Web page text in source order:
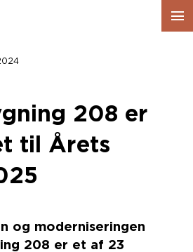
208 er
til Årets
og moderniseringen
208 er et af 23